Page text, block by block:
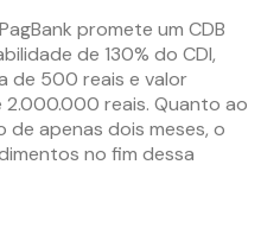
promete um CDB
de 130% do CDI,
de 500 reais e valor
2.000.000 reais. Quanto ao
de apenas dois meses, o
no fim dessa